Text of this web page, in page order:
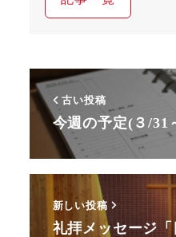
古い投稿
今週の予定(３/31
新しい投稿
礼拝メッセージ「